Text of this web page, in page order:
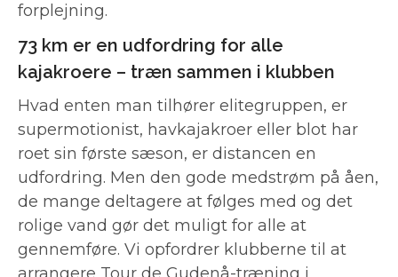
forplejning.
73 km er en udfordring for alle
kajakroere – træn sammen i klubben
Hvad enten man tilhører elitegruppen, er
supermotionist, havkajakroer eller blot har
roet sin første sæson, er distancen en
udfordring. Men den gode medstrøm på åen,
de mange deltagere at følges med og det
rolige vand gør det muligt for alle at
gennemføre. Vi opfordrer klubberne til at